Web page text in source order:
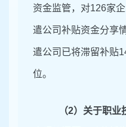
资金监管， 对126家
遣公司补贴资金分享
遣公司已将滞留补贴
位。
（2）关于职业